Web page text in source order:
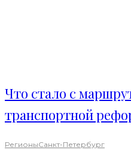
Что стало с
транспортной
РегионыСанкт-Петербург